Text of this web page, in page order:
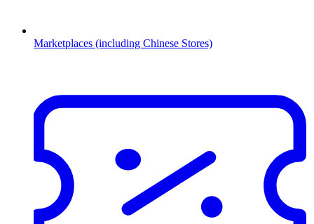
Marketplaces (including Chinese Stores)